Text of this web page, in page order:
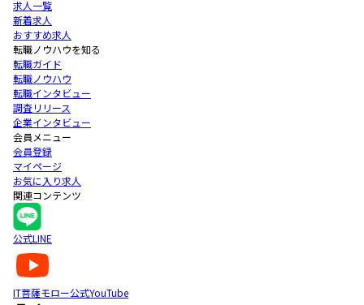
求人一覧
新着求人
おすすめ求人
転職ノウハウを知る
転職ガイド
転職ノウハウ
転職インタビュー
調査リリース
企業インタビュー
会員メニュー
会員登録
マイページ
お気に入り求人
関連コンテンツ
公式LINE
IT菩薩モロー公式YouTube